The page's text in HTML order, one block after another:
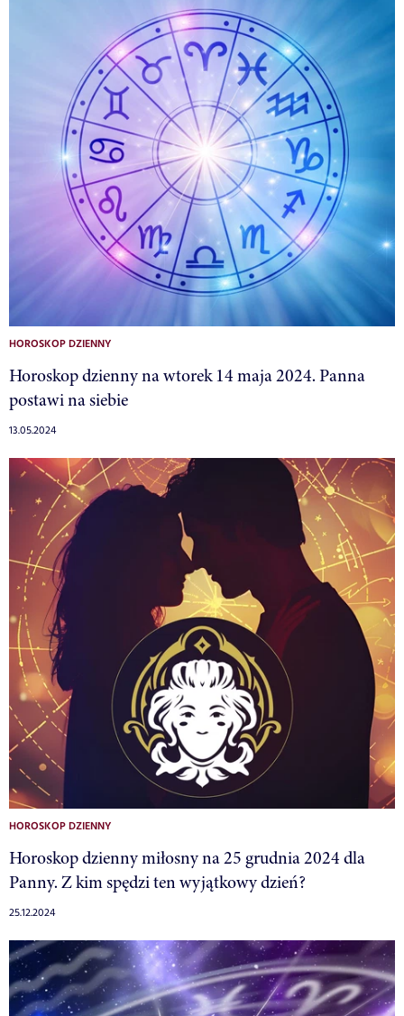
HOROSKOP DZIENNY
Horoskop dzienny na wtorek 14 maja 2024. Panna
postawi na siebie
13.05.2024
HOROSKOP DZIENNY
Horoskop dzienny miłosny na 25 grudnia 2024 dla
Panny. Z kim spędzi ten wyjątkowy dzień?
25.12.2024